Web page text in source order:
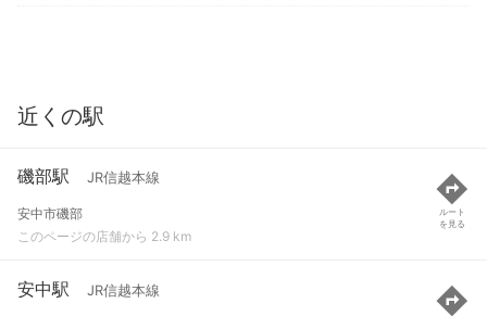
近くの駅
磯部駅 JR信越本線
安中市磯部
このページの店舗から 2.9 km
ルート
を見る
安中駅 JR信越本線